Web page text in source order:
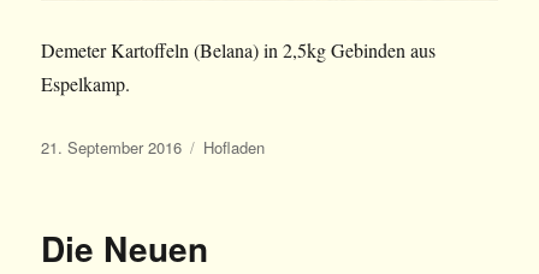
Demeter Kartoffeln (Belana) in 2,5kg Gebinden aus
Espelkamp.
Veröffentlicht
21. September 2016 Kategorien
Hofladen
Die Neuen